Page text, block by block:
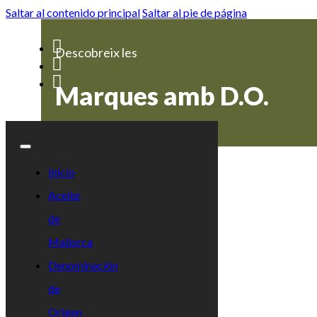
Saltar al contenido principalSaltar al pie de página
Inicio
Aceite
de
Mallorca
Denominación
de
Origen
Descobreix les
Marques amb D.O.